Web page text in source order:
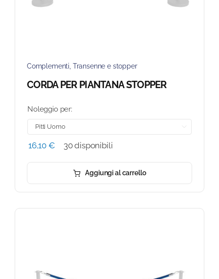
Complementi Transenne e stopper
CORDA PER PIANTANA STOPPER
Noleggio per:
16,10 € 30 disponibili
Aggiungi al carrello